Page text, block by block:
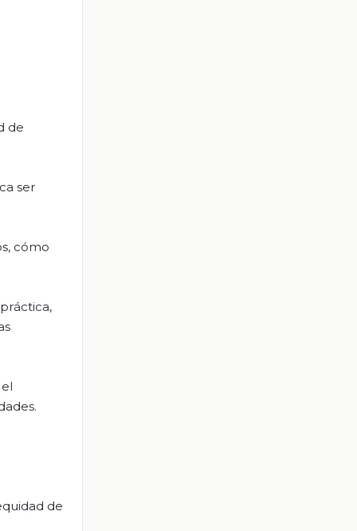
de
ser
cómo
de